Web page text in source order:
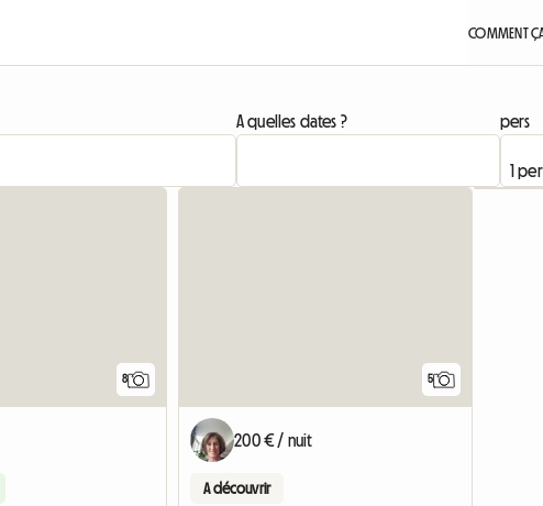
COMMENT
A quelles dates ? pers
8 5
200 € / nuit
A découvrir